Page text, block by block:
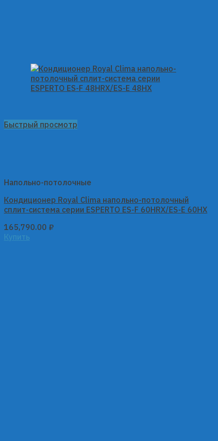
Быстрый просмотр
Напольно-потолочные
Кондиционер Royal Clima напольно-потолочный
сплит-система серии ESPERTO ES-F 60HRX/ES-E 60HX
165,790.00 ₽
Купить